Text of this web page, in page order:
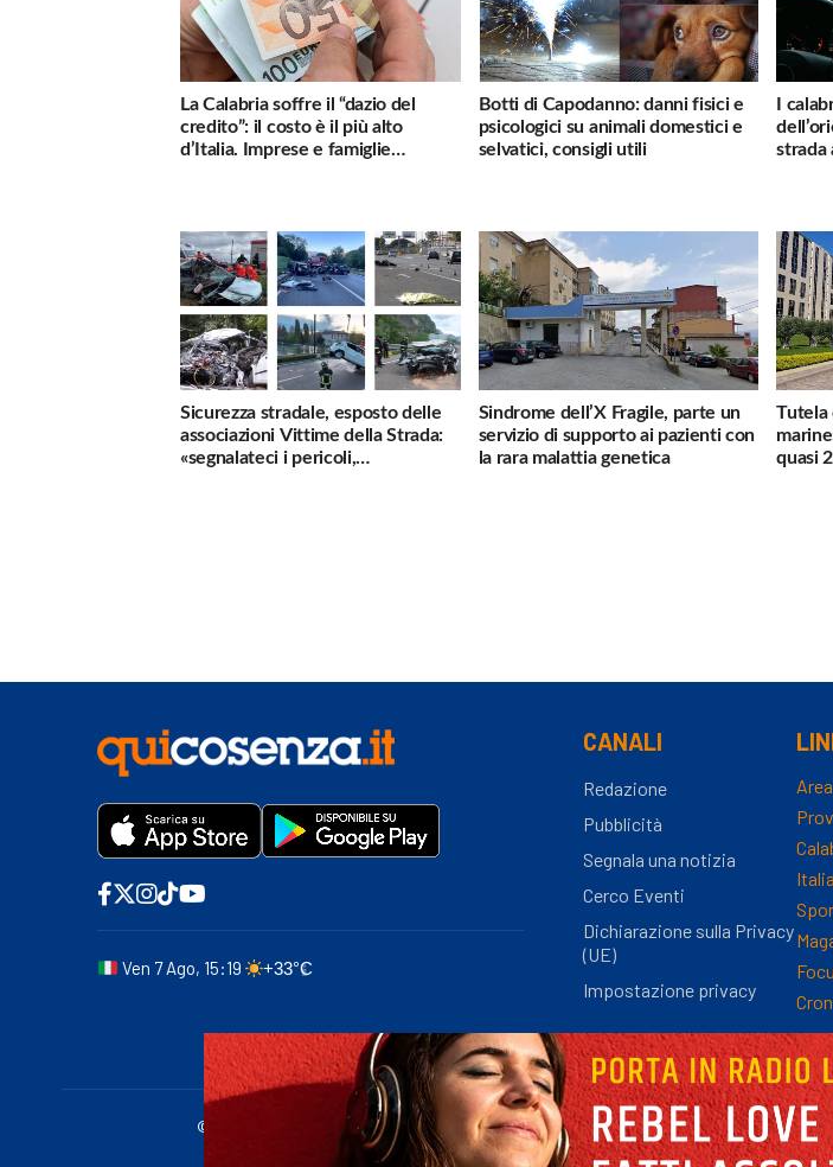
La Calabria soffre il “dazio del
credito”: il costo è il più alto
d’Italia. Imprese e famiglie
Botti di Capodanno: danni fisici e
psicologici su animali domestici e
selvatici, consigli utili
I
strada
Sicurezza stradale, esposto delle
associazioni Vittime della Strada:
«segnalateci i pericoli,
Sindrome dell’X Fragile, parte un
servizio di supporto ai pazienti con
la rara malattia genetica
Tutela
quasi
Ven 7 Ago, 15:19 +33°C
CANALI
Redazione
Pubblicità
Segnala una notizia
Cerco Eventi
Dichiarazione sulla Privacy
(UE)
Impostazione privacy
Italia
© 2011-2025 quicosenza.it - Tribunale di Cosenza Registro Stampa n.9/2012 - Direttore